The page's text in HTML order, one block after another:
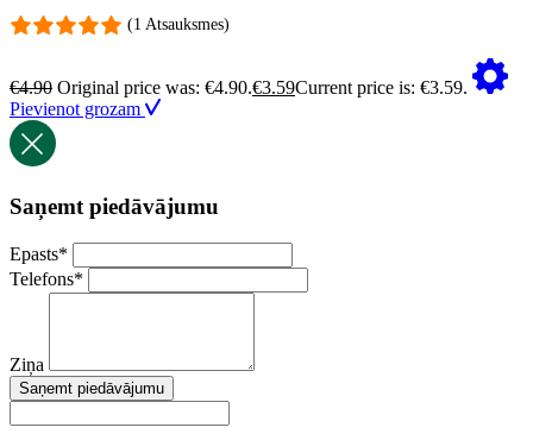
(1 Atsauksmes)
€4.90 Original price was: €4.90.€3.59Current price is: €3.59.
Pievienot grozam
Saņemt piedāvājumu
Epasts*
Telefons*
Ziņa
Saņemt piedāvājumu